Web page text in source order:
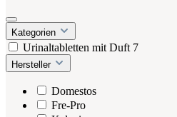
Kategorien
Urinaltabletten mit Duft 7
Hersteller
Domestos
Fre-Pro